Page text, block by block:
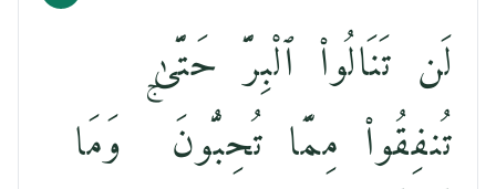
لَن تَنَالُوا۟ ٱلْبِرَّ حَتَّىٰ
تُنفِقُوا۟ مِمَّا تُحِبُّونَ ۚ وَمَا